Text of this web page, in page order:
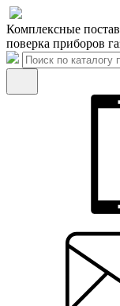
Комплексные
поверка приборов